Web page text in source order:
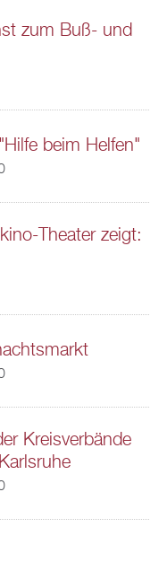
zum Buß- und
beim Helfen"
Theater zeigt:
Kreisverbände